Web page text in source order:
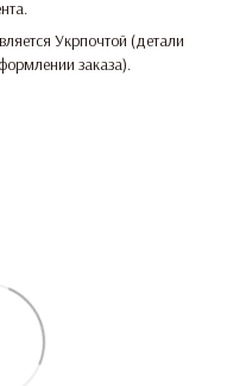
Укрпочтой (детали
заказа).